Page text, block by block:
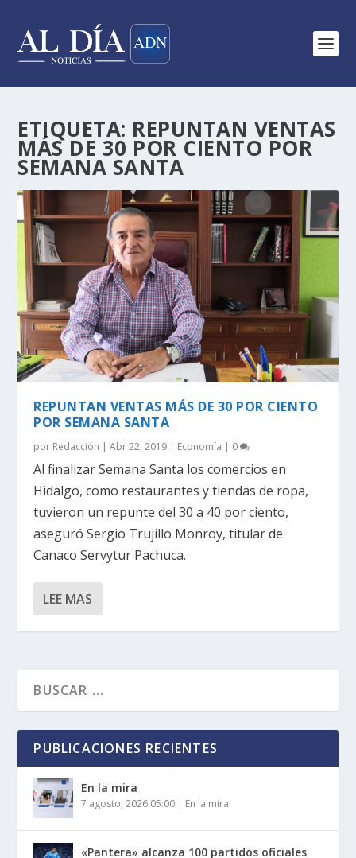
ETIQUETA: REPUNTAN VENTAS
MÁS DE 30 POR CIENTO POR
SEMANA SANTA
REPUNTAN VENTAS MÁS DE 30 POR CIENTO
POR SEMANA SANTA
por Redacción |Abr 22, 2019 | Economía | 0
Al finalizar Semana Santa los comercios en
Hidalgo, como restaurantes y tiendas de ropa,
tuvieron un repunte del 30 a 40 por ciento,
aseguró Sergio Trujillo Monroy, titular de
Canaco Servytur Pachuca.
LEE MAS
PUBLICACIONES RECIENTES
En la mira
7 agosto, 2026 05:00 | En la mira
«Pantera» alcanza 100 partidos oficiales